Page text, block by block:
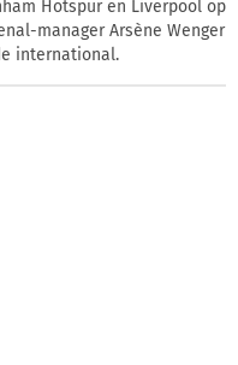
Hotspur en Liverpool op
manager Arsène Wenger
international.